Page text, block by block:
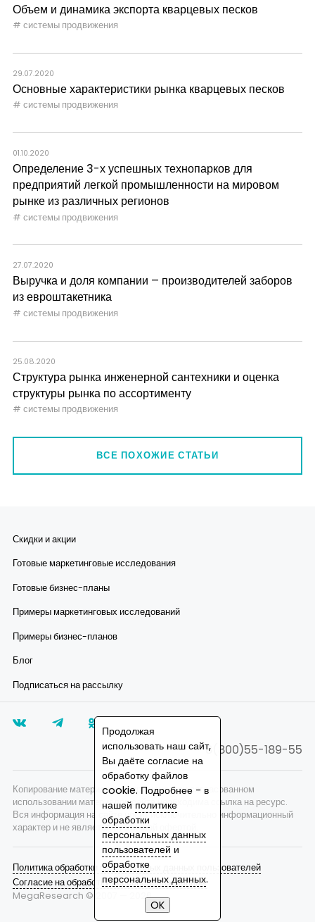
Объем и динамика экспорта кварцевых песков
системы продвижения
29.07.2020
Основные характеристики рынка кварцевых песков
системы продвижения
01.10.2020
Определение 3-х успешных технопарков для
предприятий легкой промышленности на мировом
рынке из различных регионов
системы продвижения
27.07.2020
Выручка и доля компании – производителей заборов
из евроштакетника
системы продвижения
25.08.2020
Структура рынка инженерной сантехники и оценка
структуры рынка по ассортименту
системы продвижения
ВСЕ ПОХОЖИЕ СТАТЬИ
Скидки и акции
Готовые маркетинговые исследования
Готовые бизнес-планы
Примеры маркетинговых исследований
Примеры бизнес-планов
Блог
Подписаться на рассылку
8(800)55-189-55
Политика обработки персональных данных пользователей
Согласие на обработку персональных данных
MegaResearch © 2007 —
2026
Копирование материалов запрещено, при согласованном
использовании материалов сайта необходима ссылка на ресурс.
Вся информация на сайте носит исключительно информационный
характер и не является публичной офертой.
Продолжая
использовать наш сайт,
Вы даёте согласие на
обработку файлов
cookie. Подробнее - в
нашей политике
обработки
персональных данных
пользователей и
обработке
персональных данных.